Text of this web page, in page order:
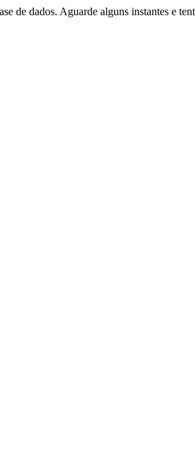
de dados. Aguarde alguns instantes e